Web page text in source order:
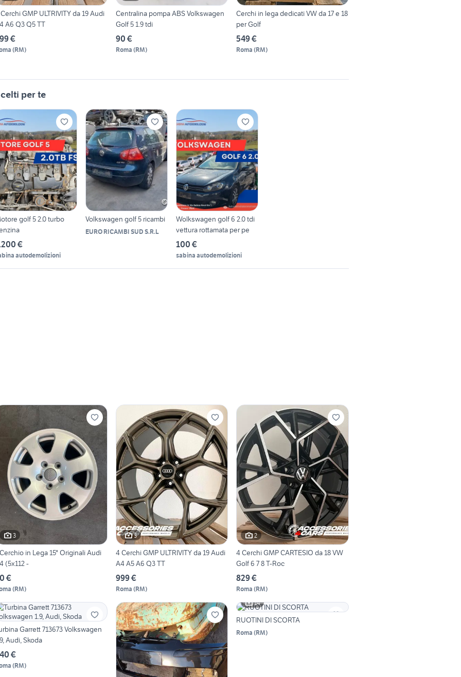
GMP ULTRIVITY da 19 Audi
A6 Q3 Q5 TT
€
(RM)
Centralina pompa ABS Volkswagen
Golf 5 1.9 tdi
90 €
Roma (RM)
Cerchi in lega dedicati VW da 17 e 18
per Golf
549 €
Roma (RM)
per te
golf 5 2.0 turbo
€
autodemolizioni
Volkswagen golf 5 ricambi
EURO RICAMBI SUD S.R.L
Wolkswagen golf 6 2.0 tdi
vettura rottamata per pe
100 €
sabina autodemolizioni
3
in Lega 15" Originali Audi
(5x112 -
€
(RM)
3
4 Cerchi GMP ULTRIVITY da 19 Audi
A4 A5 A6 Q3 TT
999 €
Roma (RM)
2
4 Cerchi GMP CARTESIO da 18 VW
Golf 6 7 8 T-Roc
829 €
Roma (RM)
Garrett 713673 Volkswagen
Audi, Skoda
€
(RM)
14
RUOTINI DI SCORTA
Roma (RM)